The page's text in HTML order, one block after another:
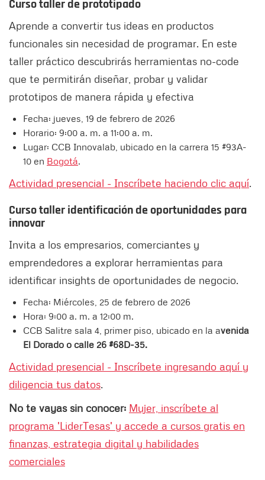
Curso taller de prototipado
Aprende a convertir tus ideas en productos
funcionales sin necesidad de programar. En este
taller práctico descubrirás herramientas no-code
que te permitirán diseñar, probar y validar
prototipos de manera rápida y efectiva
Fecha: jueves, 19 de febrero de 2026
Horario: 9:00 a. m. a 11:00 a. m.
Lugar: CCB Innovalab, ubicado en la carrera 15 #93A-
10 en Bogotá.
Actividad presencial - Inscríbete haciendo clic aquí.
Curso taller identificación de oportunidades para
innovar
Invita a los empresarios, comerciantes y
emprendedores a explorar herramientas para
identificar insights de oportunidades de negocio.
Fecha: Miércoles, 25 de febrero de 2026
Hora: 9:00 a. m. a 12:00 m.
CCB Salitre sala 4, primer piso, ubicado en la avenida
El Dorado o calle 26 #68D-35.
Actividad presencial - Inscríbete ingresando aquí y
diligencia tus datos.
No te vayas sin conocer: Mujer, inscríbete al
programa 'LiderTesas' y accede a cursos gratis en
finanzas, estrategia digital y habilidades
comerciales